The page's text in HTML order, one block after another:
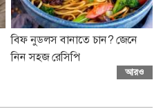
বিফ নুডলস বানাতে চান? জেনে
নিন সহজ রেসিপি
আরও